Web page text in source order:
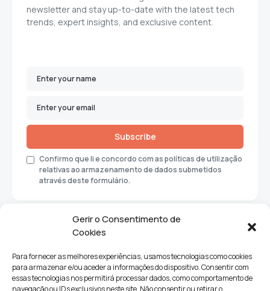
Gerir o Consentimento de
Cookies
Para fornecer as melhores experiências, usamos tecnologias como cookies
para armazenar e/ou aceder a informações do dispositivo. Consentir com
essas tecnologias nos permitirá processar dados, como comportamento de
navegação ou IDs exclusivos neste site. Não consentir ou retirar o
newsletter and stay up-to-date with the latest tech
trends, expert insights, and exclusive content.
Subscribe
Confirmo que li e concordo com as políticas de utilização
relativas ao armazenamento de dados submetidos
através deste formulário.